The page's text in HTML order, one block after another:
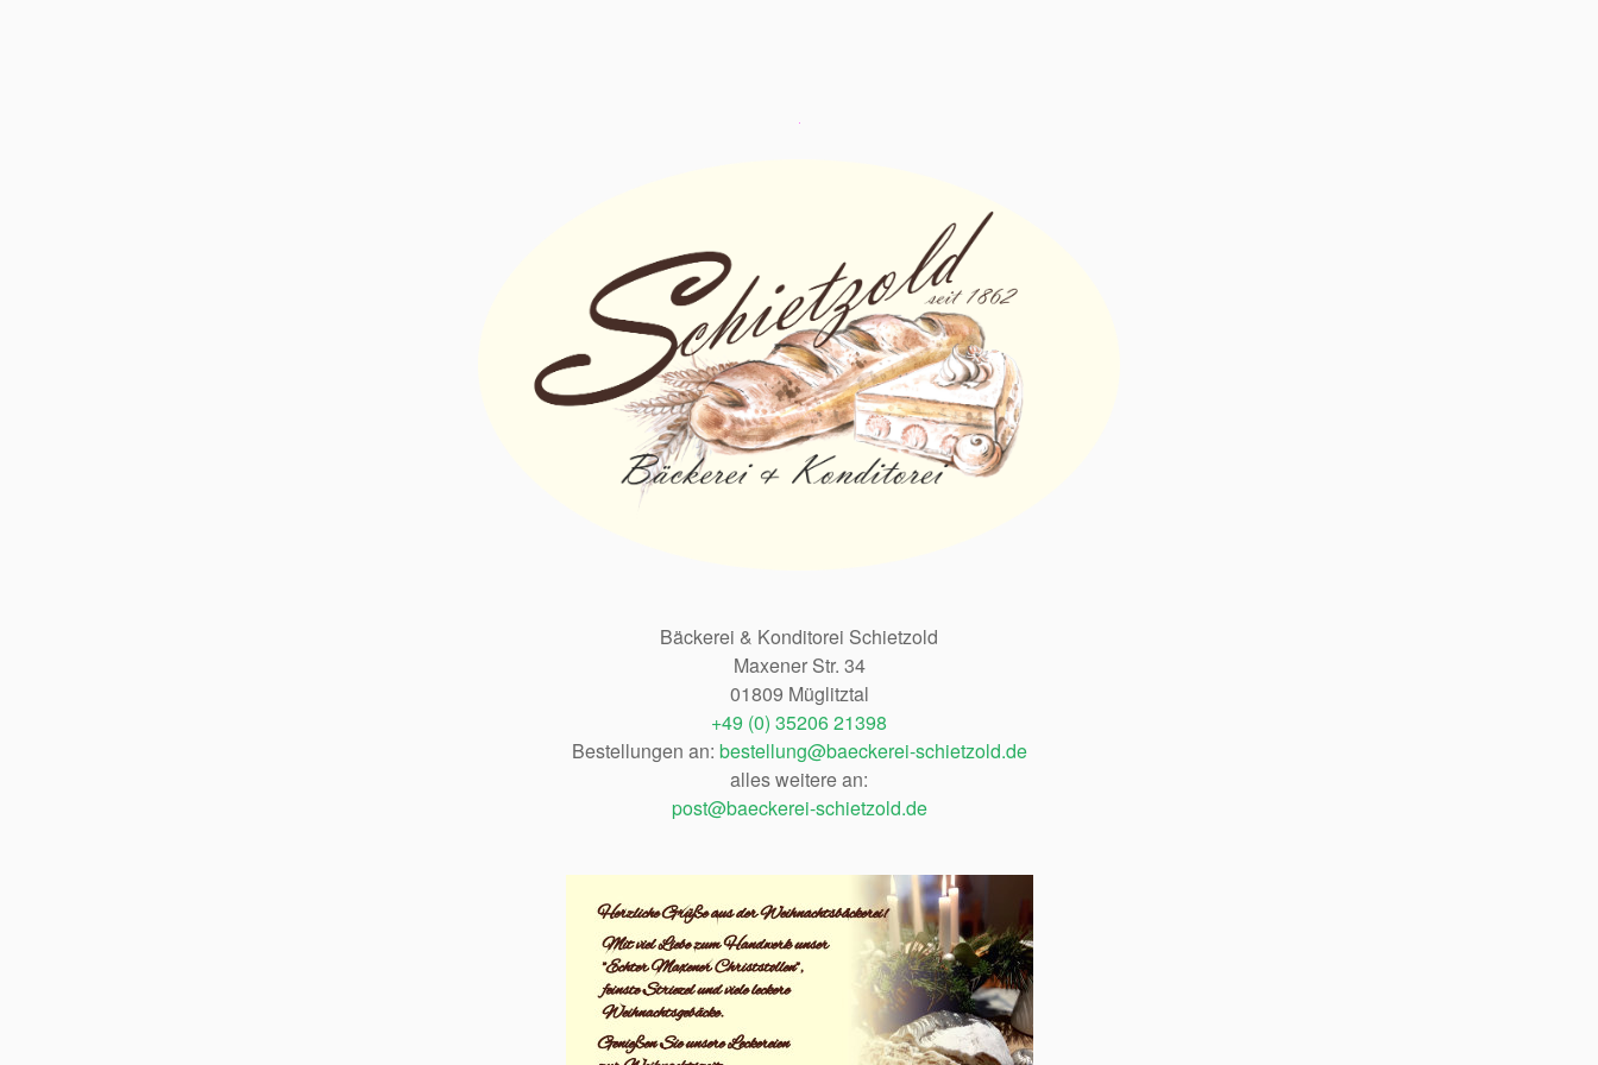
Bäckerei & Konditorei Schietzold
Maxener Str. 34
01809 Müglitztal
+49 (0) 35206 21398
Bestellungen an: bestellung@baeckerei-schietzold.de
alles weitere an:
post@baeckerei-schietzold.de